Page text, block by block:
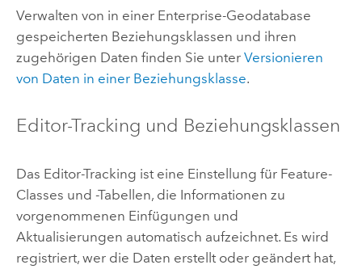
Verwalten von in einer Enterprise-Geodatabase
gespeicherten Beziehungsklassen und ihren
zugehörigen Daten finden Sie unter Versionieren
von Daten in einer Beziehungsklasse.
Editor-Tracking und Beziehungsklassen
Das Editor-Tracking ist eine Einstellung für Feature-
Classes und -Tabellen, die Informationen zu
vorgenommenen Einfügungen und
Aktualisierungen automatisch aufzeichnet. Es wird
registriert, wer die Daten erstellt oder geändert hat,